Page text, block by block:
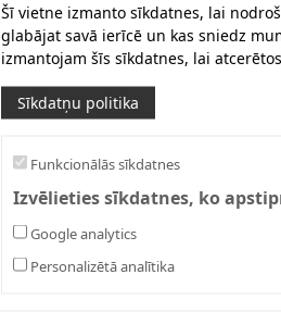
Šī vietne izmanto sīkdatnes, lai
glabājat savā ierīcē un kas sniedz
izmantojam šīs sīkdatnes, lai
Sīkdatņu politika
Funkcionālās sīkdatnes
Izvēlieties sīkdatnes, ko
Google analytics
Personalizētā analītika